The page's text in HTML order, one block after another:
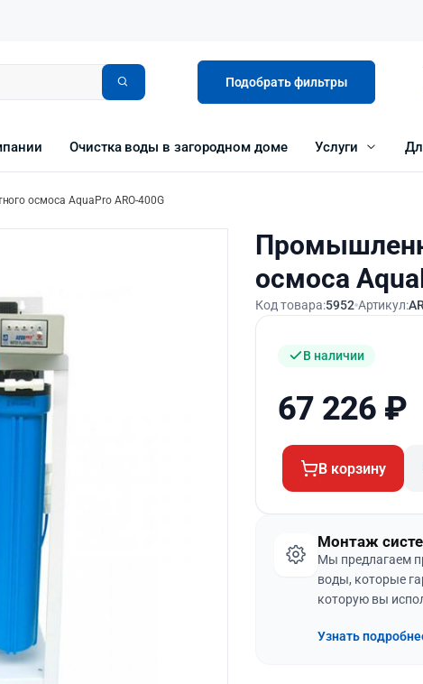
Подобрать фильтры
Очистка воды в загородном доме Услуги
осмоса AquaPro ARO-400G
осмоса
Код товара:5952 Артикул:
В наличии
67 226 ₽
В корзину
Монтаж
Мы предлагаем
воды, которые
которую вы
Узнать